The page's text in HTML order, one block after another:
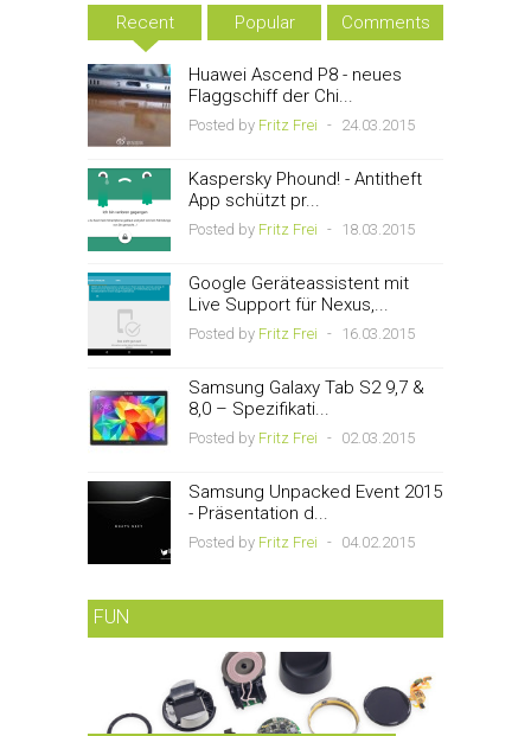
Recent Popular Comments
Huawei Ascend P8 - neues
Flaggschiff der Chi...
Posted by Fritz Frei - 24.03.2015
Kaspersky Phound! - Antitheft
App schützt pr...
Posted by Fritz Frei - 18.03.2015
Google Geräteassistent mit
Live Support für Nexus,...
Posted by Fritz Frei - 16.03.2015
Samsung Galaxy Tab S2 9,7 &
8,0 – Spezifikati...
Posted by Fritz Frei - 02.03.2015
Samsung Unpacked Event 2015
- Präsentation d...
Posted by Fritz Frei - 04.02.2015
FUN